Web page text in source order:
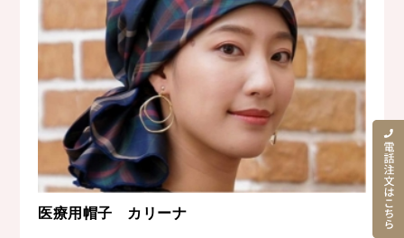
医療用帽子 カリーナ